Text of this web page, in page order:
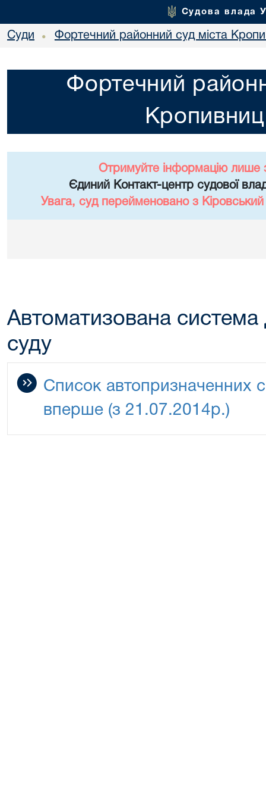
Судова влада
Суди • Фортечний районний суд міста
Фортечний
Отримуйте інформацію лише
Єдиний Контакт-центр судової
Увага, суд перейменовано з
Автоматизована система
суду
Список автопризначенних
вперше (з 21.07.2014р.)